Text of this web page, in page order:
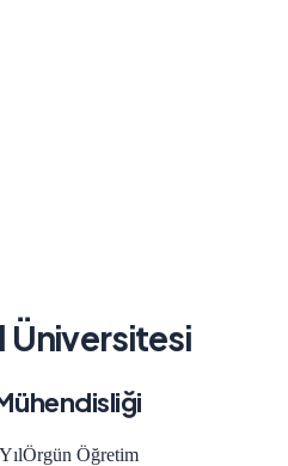
Üniversitesi
YılÖrgün Öğretim